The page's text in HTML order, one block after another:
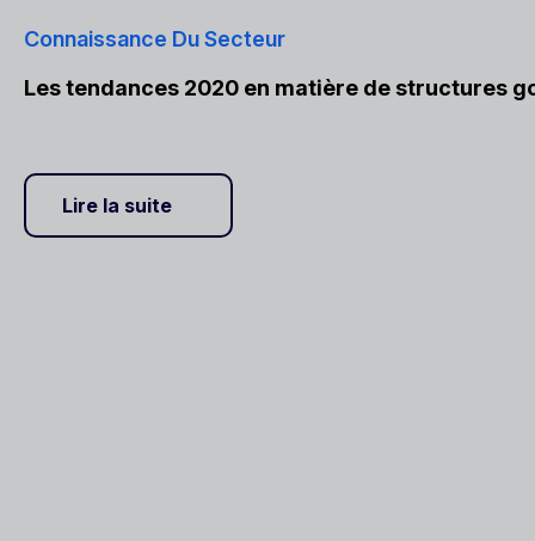
Connaissance Du Secteur
Les tendances 2020 en matière de structures
Lire la suite